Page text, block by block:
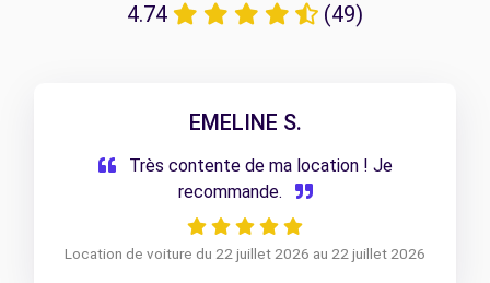
4.74 (49)
EMELINE S.
Très contente de ma location ! Je
recommande.
Location de voiture du 22 juillet 2026 au 22 juillet 2026